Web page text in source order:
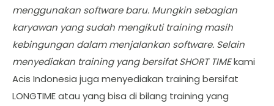
menggunakan software baru. Mungkin sebagian
karyawan yang sudah mengikuti training masih
kebingungan dalam menjalankan software. Selain
menyediakan training yang bersifat SHORT TIMEkami
Acis Indonesia juga menyediakan training bersifat
LONGTIME atau yang bisa di bilang training yang